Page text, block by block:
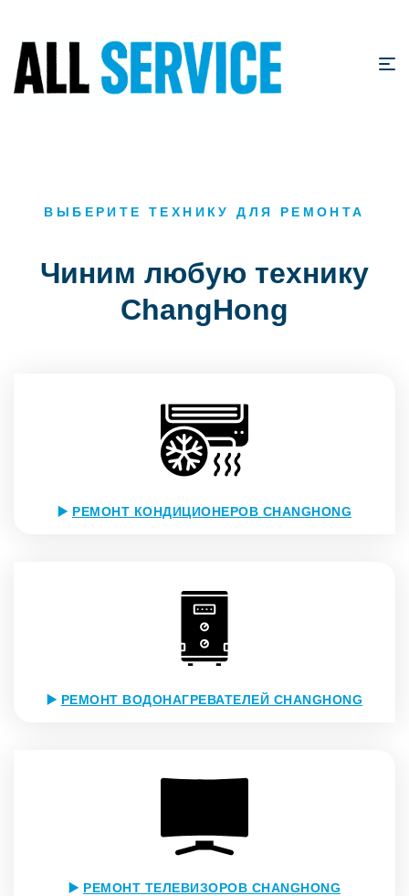
ВЫБЕРИТЕ ТЕХНИКУ ДЛЯ РЕМОНТА
Чиним любую технику
ChangHong
▶️ РЕМОНТ КОНДИЦИОНЕРОВ CHANGHONG
▶️ РЕМОНТ ВОДОНАГРЕВАТЕЛЕЙ CHANGHONG
▶️ РЕМОНТ ТЕЛЕВИЗОРОВ CHANGHONG